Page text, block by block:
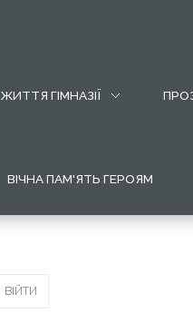
ЖИТТЯ ГІМНАЗІЇ
ВІЧНА ПАМ'ЯТЬ ГЕРОЯМ
ВІЙТИ